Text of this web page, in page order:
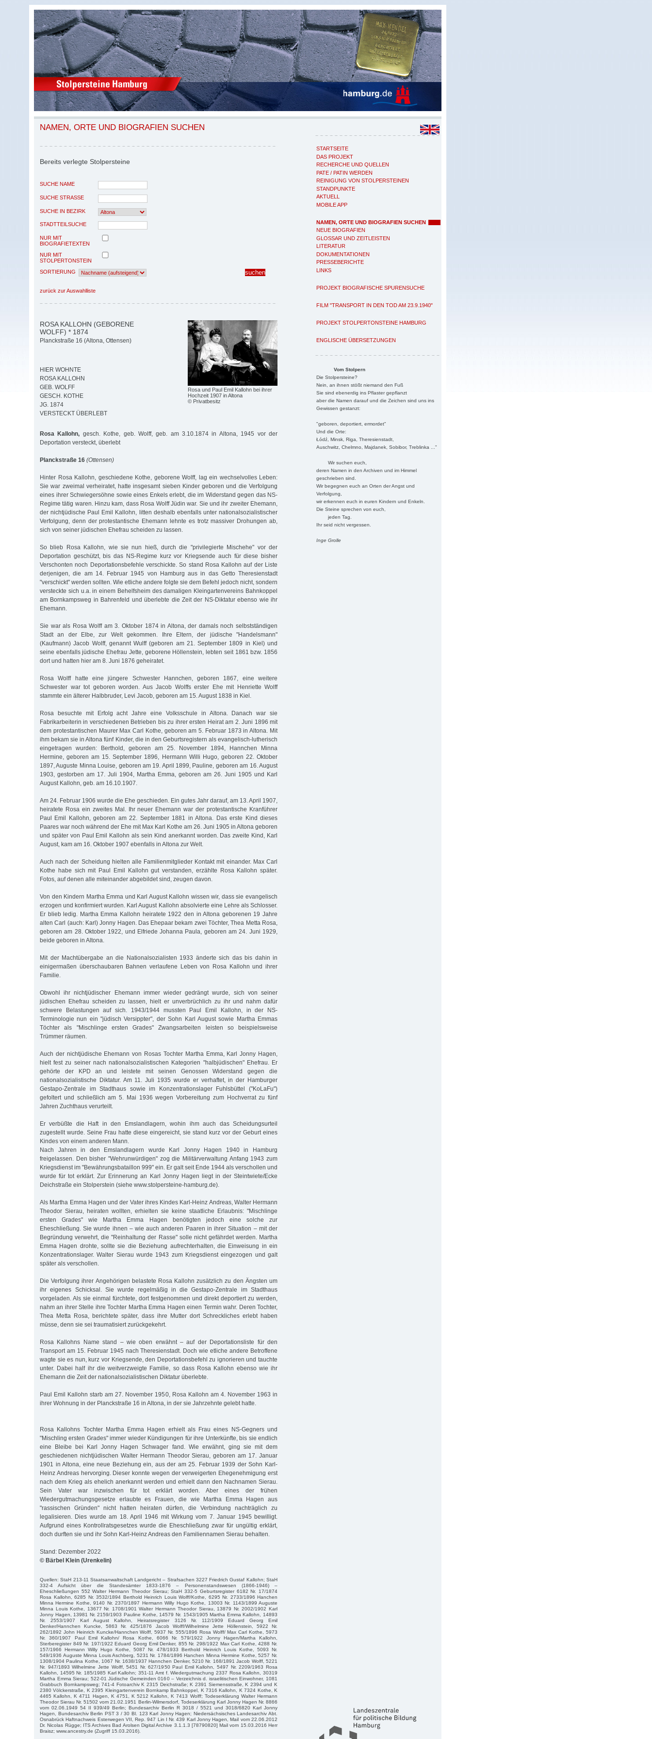
STARTSEITE
DAS PROJEKT
RECHERCHE UND QUELLEN
PATE / PATIN WERDEN
REINIGUNG VON STOLPERSTEINEN
STANDPUNKTE
AKTUELL
MOBILE APP
NAMEN, ORTE UND BIOGRAFIEN SUCHEN
NEUE BIOGRAFIEN
GLOSSAR UND ZEITLEISTEN
LITERATUR
DOKUMENTATIONEN
PRESSEBERICHTE
LINKS
PROJEKT BIOGRAFISCHE SPURENSUCHE
FILM "TRANSPORT IN DEN TOD AM 23.9.1940"
PROJEKT STOLPERTONSTEINE HAMBURG
ENGLISCHE ÜBERSETZUNGEN
Vom Stolpern
Die Stolpersteine?
Nein, an ihnen stößt niemand den Fuß
Sie sind ebenerdig ins Pflaster gepflanzt
aber die Namen darauf und die Zeichen sind uns ins
Gewissen gestanzt:
"geboren, deportiert, ermordet"
Und die Orte:
Łódź, Minsk, Riga, Theresienstadt,
Auschwitz, Chelmno, Majdanek, Sobibor, Treblinka ..."
Wir suchen euch,
deren Namen in den Archiven und im Himmel
geschrieben sind.
Wir begegnen euch an Orten der Angst und
Verfolgung,
wir erkennen euch in euren Kindern und Enkeln.
Die Steine sprechen von euch,
jeden Tag.
Ihr seid nicht vergessen.
Inge Grolle
NAMEN, ORTE UND BIOGRAFIEN SUCHEN
Bereits verlegte Stolpersteine
SUCHE NAME
SUCHE STRASSE
SUCHE IN BEZIRK
STADTTEILSUCHE
NUR MIT
BIOGRAFIETEXTEN
NUR MIT
STOLPERTONSTEIN
SORTIERUNG
zurück zur Auswahlliste
Rosa und Paul Emil Kallohn bei ihrer
Hochzeit 1907 in Altona
© Privatbesitz
ROSA KALLOHN (GEBORENE
WOLFF) * 1874
Planckstraße 16 (Altona, Ottensen)
HIER WOHNTE
ROSA KALLOHN
GEB. WOLFF
GESCH. KOTHE
JG. 1874
VERSTECKT ÜBERLEBT
Rosa Kallohn, gesch. Kothe, geb. Wolff, geb. am 3.10.1874 in Altona, 1945 vor der
Deportation versteckt, überlebt
Planckstraße 16 (Ottensen)
Hinter Rosa Kallohn, geschiedene Kothe, geborene Wolff, lag ein wechselvolles Leben:
Sie war zweimal verheiratet, hatte insgesamt sieben Kinder geboren und die Verfolgung
eines ihrer Schwiegersöhne sowie eines Enkels erlebt, die im Widerstand gegen das NS-
Regime tätig waren. Hinzu kam, dass Rosa Wolff Jüdin war. Sie und ihr zweiter Ehemann,
der nichtjüdische Paul Emil Kallohn, litten deshalb ebenfalls unter nationalsozialistischer
Verfolgung, denn der protestantische Ehemann lehnte es trotz massiver Drohungen ab,
sich von seiner jüdischen Ehefrau scheiden zu lassen.
So blieb Rosa Kallohn, wie sie nun hieß, durch die "privilegierte Mischehe" vor der
Deportation geschützt, bis das NS-Regime kurz vor Kriegsende auch für diese bisher
Verschonten noch Deportationsbefehle verschickte. So stand Rosa Kallohn auf der Liste
derjenigen, die am 14. Februar 1945 von Hamburg aus in das Getto Theresienstadt
"verschickt" werden sollten. Wie etliche andere folgte sie dem Befehl jedoch nicht, sondern
versteckte sich u.a. in einem Behelfsheim des damaligen Kleingartenvereins Bahnkoppel
am Bornkampsweg in Bahrenfeld und überlebte die Zeit der NS-Diktatur ebenso wie ihr
Ehemann.
Sie war als Rosa Wolff am 3. Oktober 1874 in Altona, der damals noch selbstständigen
Stadt an der Elbe, zur Welt gekommen. Ihre Eltern, der jüdische "Handelsmann"
(Kaufmann) Jacob Wolff, genannt Wulff (geboren am 21. September 1809 in Kiel) und
seine ebenfalls jüdische Ehefrau Jette, geborene Höllenstein, lebten seit 1861 bzw. 1856
dort und hatten hier am 8. Juni 1876 geheiratet.
Rosa Wolff hatte eine jüngere Schwester Hannchen, geboren 1867, eine weitere
Schwester war tot geboren worden. Aus Jacob Wolffs erster Ehe mit Henriette Wolff
stammte ein älterer Halbbruder, Levi Jacob, geboren am 15. August 1838 in Kiel.
Rosa besuchte mit Erfolg acht Jahre eine Volksschule in Altona. Danach war sie
Fabrikarbeiterin in verschiedenen Betrieben bis zu ihrer ersten Heirat am 2. Juni 1896 mit
dem protestantischen Maurer Max Carl Kothe, geboren am 5. Februar 1873 in Altona. Mit
ihm bekam sie in Altona fünf Kinder, die in den Geburtsregistern als evangelisch-lutherisch
eingetragen wurden: Berthold, geboren am 25. November 1894, Hannchen Minna
Hermine, geboren am 15. September 1896, Hermann Willi Hugo, geboren 22. Oktober
1897, Auguste Minna Louise, geboren am 19. April 1899, Pauline, geboren am 16. August
1903, gestorben am 17. Juli 1904, Martha Emma, geboren am 26. Juni 1905 und Karl
August Kallohn, geb. am 16.10.1907.
Am 24. Februar 1906 wurde die Ehe geschieden. Ein gutes Jahr darauf, am 13. April 1907,
heiratete Rosa ein zweites Mal. Ihr neuer Ehemann war der protestantische Kranführer
Paul Emil Kallohn, geboren am 22. September 1881 in Altona. Das erste Kind dieses
Paares war noch während der Ehe mit Max Karl Kothe am 26. Juni 1905 in Altona geboren
und später von Paul Emil Kallohn als sein Kind anerkannt worden. Das zweite Kind, Karl
August, kam am 16. Oktober 1907 ebenfalls in Altona zur Welt.
Auch nach der Scheidung hielten alle Familienmitglieder Kontakt mit einander. Max Carl
Kothe habe sich mit Paul Emil Kallohn gut verstanden, erzählte Rosa Kallohn später.
Fotos, auf denen alle miteinander abgebildet sind, zeugen davon.
Von den Kindern Martha Emma und Karl August Kallohn wissen wir, dass sie evangelisch
erzogen und konfirmiert wurden. Karl August Kallohn absolvierte eine Lehre als Schlosser.
Er blieb ledig. Martha Emma Kallohn heiratete 1922 den in Altona geborenen 19 Jahre
alten Carl (auch: Karl) Jonny Hagen. Das Ehepaar bekam zwei Töchter, Thea Metta Rosa,
geboren am 28. Oktober 1922, und Elfriede Johanna Paula, geboren am 24. Juni 1929,
beide geboren in Altona.
Mit der Machtübergabe an die Nationalsozialisten 1933 änderte sich das bis dahin in
einigermaßen überschaubaren Bahnen verlaufene Leben von Rosa Kallohn und ihrer
Familie.
Obwohl ihr nichtjüdischer Ehemann immer wieder gedrängt wurde, sich von seiner
jüdischen Ehefrau scheiden zu lassen, hielt er unverbrüchlich zu ihr und nahm dafür
schwere Belastungen auf sich. 1943/1944 mussten Paul Emil Kallohn, in der NS-
Terminologie nun ein "jüdisch Versippter", der Sohn Karl August sowie Martha Emmas
Töchter als "Mischlinge ersten Grades" Zwangsarbeiten leisten so beispielsweise
Trümmer räumen.
Auch der nichtjüdische Ehemann von Rosas Tochter Martha Emma, Karl Jonny Hagen,
hielt fest zu seiner nach nationalsozialistischen Kategorien "halbjüdischen" Ehefrau. Er
gehörte der KPD an und leistete mit seinen Genossen Widerstand gegen die
nationalsozialistische Diktatur. Am 11. Juli 1935 wurde er verhaftet, in der Hamburger
Gestapo-Zentrale im Stadthaus sowie im Konzentrationslager Fuhlsbüttel ("KoLaFu")
gefoltert und schließlich am 5. Mai 1936 wegen Vorbereitung zum Hochverrat zu fünf
Jahren Zuchthaus verurteilt.
Er verbüßte die Haft in den Emslandlagern, wohin ihm auch das Scheidungsurteil
zugestellt wurde. Seine Frau hatte diese eingereicht, sie stand kurz vor der Geburt eines
Kindes von einem anderen Mann.
Nach Jahren in den Emslandlagern wurde Karl Jonny Hagen 1940 in Hamburg
freigelassen. Den bisher "Wehrunwürdigen" zog die Militärverwaltung Anfang 1943 zum
Kriegsdienst im "Bewährungsbataillon 999" ein. Er galt seit Ende 1944 als verschollen und
wurde für tot erklärt. Zur Erinnerung an Karl Jonny Hagen liegt in der Steintwiete/Ecke
Deichstraße ein Stolperstein (siehe www.stolpersteine-hamburg.de).
Als Martha Emma Hagen und der Vater ihres Kindes Karl-Heinz Andreas, Walter Hermann
Theodor Sierau, heiraten wollten, erhielten sie keine staatliche Erlaubnis: "Mischlinge
ersten Grades" wie Martha Emma Hagen benötigten jedoch eine solche zur
Eheschließung. Sie wurde ihnen – wie auch anderen Paaren in ihrer Situation – mit der
Begründung verwehrt, die "Reinhaltung der Rasse" solle nicht gefährdet werden. Martha
Emma Hagen drohte, sollte sie die Beziehung aufrechterhalten, die Einweisung in ein
Konzentrationslager. Walter Sierau wurde 1943 zum Kriegsdienst eingezogen und galt
später als verschollen.
Die Verfolgung ihrer Angehörigen belastete Rosa Kallohn zusätzlich zu den Ängsten um
ihr eigenes Schicksal. Sie wurde regelmäßig in die Gestapo-Zentrale im Stadthaus
vorgeladen. Als sie einmal fürchtete, dort festgenommen und direkt deportiert zu werden,
nahm an ihrer Stelle ihre Tochter Martha Emma Hagen einen Termin wahr. Deren Tochter,
Thea Metta Rosa, berichtete später, dass ihre Mutter dort Schreckliches erlebt haben
müsse, denn sie sei traumatisiert zurückgekehrt.
Rosa Kallohns Name stand – wie oben erwähnt – auf der Deportationsliste für den
Transport am 15. Februar 1945 nach Theresienstadt. Doch wie etliche andere Betroffene
wagte sie es nun, kurz vor Kriegsende, den Deportationsbefehl zu ignorieren und tauchte
unter. Dabei half ihr die weitverzweigte Familie, so dass Rosa Kallohn ebenso wie ihr
Ehemann die Zeit der nationalsozialistischen Diktatur überlebte.
Paul Emil Kallohn starb am 27. November 1950, Rosa Kallohn am 4. November 1963 in
ihrer Wohnung in der Planckstraße 16 in Altona, in der sie Jahrzehnte gelebt hatte.
Rosa Kallohns Tochter Martha Emma Hagen erhielt als Frau eines NS-Gegners und
"Mischling ersten Grades" immer wieder Kündigungen für ihre Unterkünfte, bis sie endlich
eine Bleibe bei Karl Jonny Hagen Schwager fand. Wie erwähnt, ging sie mit dem
geschiedenen nichtjüdischen Walter Hermann Theodor Sierau, geboren am 17. Januar
1901 in Altona, eine neue Beziehung ein, aus der am 25. Februar 1939 der Sohn Karl-
Heinz Andreas hervorging. Dieser konnte wegen der verweigerten Ehegenehmigung erst
nach dem Krieg als ehelich anerkannt werden und erhielt dann den Nachnamen Sierau.
Sein Vater war inzwischen für tot erklärt worden. Aber eines der frühen
Wiedergutmachungsgesetze erlaubte es Frauen, die wie Martha Emma Hagen aus
"rassischen Gründen" nicht hatten heiraten dürfen, die Verbindung nachträglich zu
legalisieren. Dies wurde am 18. April 1946 mit Wirkung vom 7. Januar 1945 bewilligt.
Aufgrund eines Kontrollratsgesetzes wurde die Eheschließung zwar für ungültig erklärt,
doch durften sie und ihr Sohn Karl-Heinz Andreas den Familiennamen Sierau behalten.
Stand: Dezember 2022
© Bärbel Klein (Urenkelin)
Quellen: StaH 213-11 Staatsanwaltschaft Landgericht – Strafsachen 3227 Friedrich Gustaf Kallohn; StaH
332-4 Aufsicht über die Standesämter 1833-1876 – Personenstandswesen (1866-1946) –
Eheschließungen 552 Walter Hermann Theodor Sierau; StaH 332-5 Geburtsregister 6182 Nr. 17/1874
Rosa Kallohn, 6285 Nr. 3532/1894 Berthold Heinrich Louis Wolff/Kothe, 6295 Nr. 2733/1896 Hanchen
Minna Hermine Kothe, 9140 Nr. 2370/1897 Hermann Willy Hugo Kothe, 13003 Nr. 1143/1899 Auguste
Minna Louis Kothe, 13677 Nr. 1708/1901 Walter Hermann Theodor Sierau, 13879 Nr. 2002/1902 Karl
Jonny Hagen, 13981 Nr. 2159/1903 Pauline Kothe, 14579 Nr. 1543/1905 Martha Emma Kallohn, 14893
Nr. 2553/1907 Karl August Kallohn, Heiratsregister 3126 Nr. 112/1909 Eduard Georg Emil
Denker/Hannchen Kuncke, 5863 Nr. 425/1876 Jacob Wolff/Wilhelmine Jette Höllenstein, 5922 Nr.
262/1892 John Heinrich Kuncke/Hannchen Wolff, 5937 Nr. 555/1896 Rosa Wolff/ Max Carl Kothe, 5973
Nr. 360/1907 Paul Emil Kallohn/ Rosa Kothe, 6066 Nr. 579/1922 Jonny Hagen/Martha Kallohn,
Sterberegister 849 Nr. 197/1922 Eduard Georg Emil Denker, 855 Nr. 298/1922 Max Carl Kothe, 4288 Nr.
157/1966 Hermann Willy Hugo Kothe, 5087 Nr. 478/1933 Berthold Heinrich Louis Kothe, 5093 Nr.
549/1936 Auguste Minna Louis Aschberg, 5231 Nr. 1784/1896 Hanchen Minna Hermine Kothe, 5257 Nr.
1308/1904 Paulina Kothe, 1067 Nr. 1638/1937 Hannchen Denker, 5210 Nr. 168/1891 Jacob Wolff, 5221
Nr. 947/1893 Wilhelmine Jette Wolff, 5451 Nr. 627/1950 Paul Emil Kallohn, 5497 Nr. 2209/1963 Rosa
Kallohn, 14595 Nr. 185/1985 Karl Kallohn; 351-11 Amt f. Wiedergutmachung 2337 Rosa Kallohn, 30319
Martha Emma Sierau; 522-01 Jüdische Gemeinden 0160 – Verzeichnis d. israelitischen Einwohner, 1081
Grabbuch Bornkampsweg; 741-4 Fotoarchiv K 2315 Deichstraße; K 2391 Siemensstraße, K 2394 und K
2380 Völckerstraße, K 2395 Kleingartenverein Bornkamp Bahnkoppel, K 7316 Kallohn, K 7324 Kothe, K
4465 Kallohn, K 4711 Hagen, K 4751, K 5212 Kallohn, K 7413 Wolff; Todeserklärung Walter Hermann
Theodor Sierau Nr. 51502 vom 21.02.1951 Berlin-Wilmersdorf, Todeserklärung Karl Jonny Hagen Nr. 8866
vom 02.06.1949 54 II 939/49 Berlin; Bundesarchiv Berlin R 3018 / 5521 und 3018/6820 Karl Jonny
Hagen, Bundesarchiv Berlin PST 3 / 30 Bl. 123 Karl Jonny Hagen; Niedersächsisches Landesarchiv Abt.
Osnabrück Haftnachweis Esterwegen VII, Rep. 947 Lin I Nr. 439 Karl Jonny Hagen, Mail vom 22.06.2012
Dr. Nicolas Rügge; ITS Archives Bad Arolsen Digital Archive 3.1.1.3 [78790820] Mail vom 15.03.2016 Herr
Braisz; www.ancestry.de (Zugriff 15.03.2016).